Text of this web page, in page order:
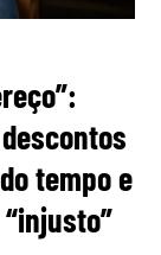
tempo e